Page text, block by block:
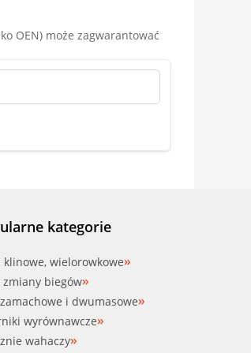
OEN) może zagwarantować
kategorie
klinowe, wielorowkowe
zmiany biegów
zamachowe i dwumasowe
wyrównawcze
wahaczy